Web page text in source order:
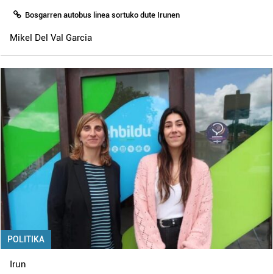
Bosgarren autobus linea sortuko dute Irunen
Mikel Del Val Garcia
POLITIKA
Irun